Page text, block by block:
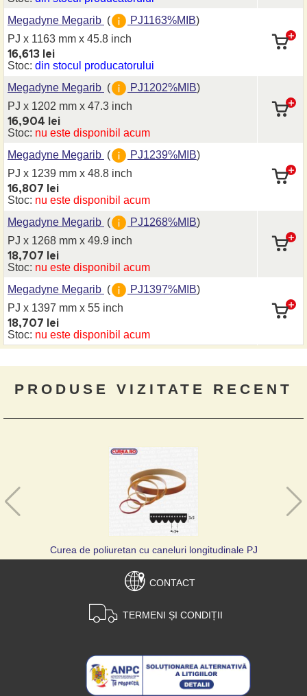
Megadyne Megarib ( PJ1163%MIB)
PJ x 1163 mm x 45.8 inch
16,613 lei
Stoc: din stocul producatorului
Megadyne Megarib ( PJ1202%MIB)
PJ x 1202 mm x 47.3 inch
16,904 lei
Stoc: nu este disponibil acum
Megadyne Megarib ( PJ1239%MIB)
PJ x 1239 mm x 48.8 inch
16,807 lei
Stoc: nu este disponibil acum
Megadyne Megarib ( PJ1268%MIB)
PJ x 1268 mm x 49.9 inch
18,707 lei
Stoc: nu este disponibil acum
Megadyne Megarib ( PJ1397%MIB)
PJ x 1397 mm x 55 inch
18,707 lei
Stoc: nu este disponibil acum
PRODUSE VIZITATE RECENT
Curea de poliuretan cu caneluri longitudinale PJ
CONTACT
TERMENI ȘI CONDIȚII